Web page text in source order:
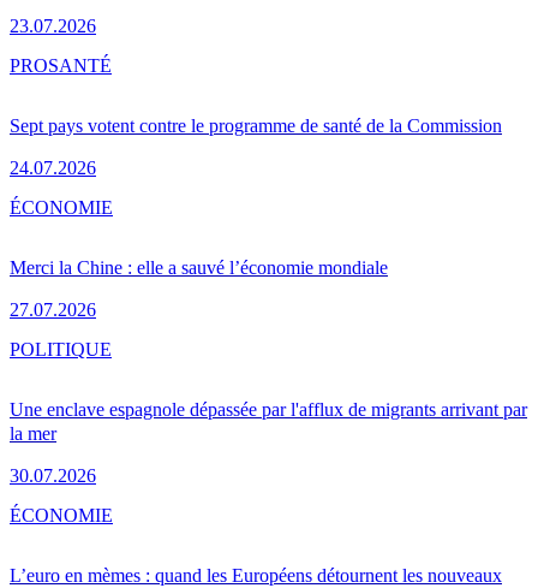
23.07.2026
Sept pays votent contre le programme de santé de la Commission
24.07.2026
PROSANTÉ
Merci la Chine : elle a sauvé l’économie mondiale
27.07.2026
ÉCONOMIE
Une enclave espagnole dépassée par l'afflux de migrants arrivant par
la mer
30.07.2026
POLITIQUE
L’euro en mèmes : quand les Européens détournent les nouveaux
ÉCONOMIE